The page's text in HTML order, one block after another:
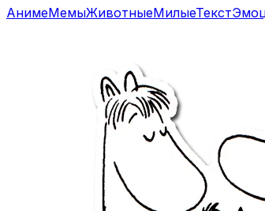
АнимеМемыЖивотныеМилыеТекст